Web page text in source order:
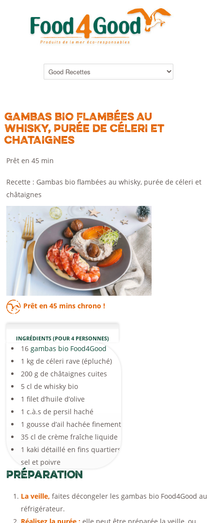
GAMBAS BIO FLAMBÉES AU
WHISKY, PURÉE DE CÉLERI ET
CHATAIGNES
Prêt en 45 min
Recette : Gambas bio flambées au whisky, purée de céleri et
châtaignes
Prêt en45 mins chrono !
INGRÉDIENTS (POUR 4 PERSONNES)
16gambas bio Food4Good
1 kg de céleri rave (épluché)
200 g de châtaignes cuites
5 cl de whisky bio
1 filet d’huile d’olive
1 c.à.s de persil haché
1 gousse d’ail hachée finement
35 cl de crème fraîche liquide
1 kaki détaillé en fins quartiers
sel et poivre
Préparation
La veille,faites décongeler les gambas bio Food4Good au
réfrigérateur.